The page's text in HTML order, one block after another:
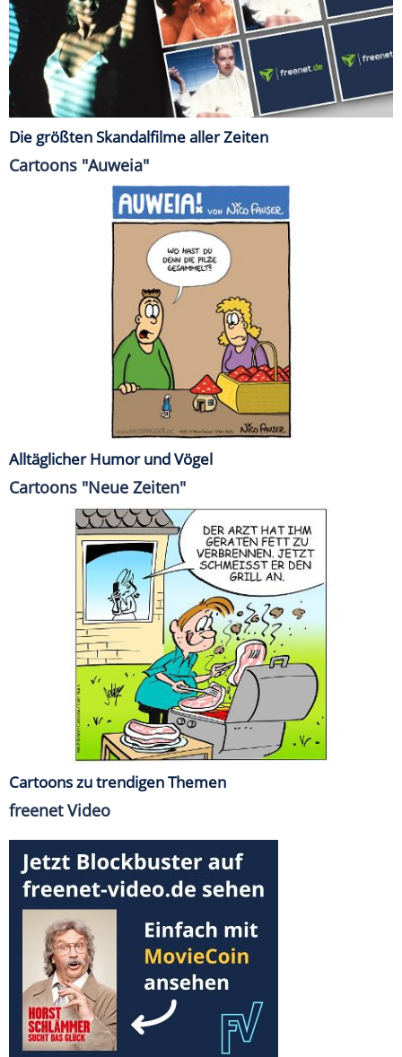
Die größten Skandalfilme aller Zeiten
Cartoons "Auweia"
Alltäglicher Humor und Vögel
Cartoons "Neue Zeiten"
Cartoons zu trendigen Themen
freenet Video